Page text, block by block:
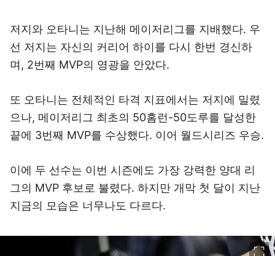
저지와 오타니는 지난해 메이저리그를 지배했다. 우
선 저지는 자신의 커리어 하이를 다시 한번 경신하
며, 2번째 MVP의 영광을 안았다.
또 오타니는 전체적인 타격 지표에서는 저지에 밀렸
으나, 메이저리그 최초의 50홈런-50도루를 달성한
끝에 3번째 MVP를 수상했다. 이어 월드시리즈 우승.
이에 두 선수는 이번 시즌에도 가장 강력한 양대 리
그의 MVP 후보로 불렸다. 하지만 개막 첫 달이 지난
지금의 모습은 너무나도 다르다.